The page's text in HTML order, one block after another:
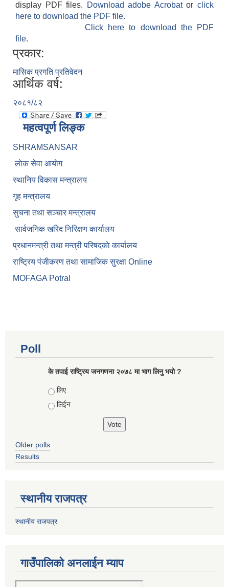
display PDF files.
Download adobe Acrobatorclick
here to download the PDF file.
Click here to download the PDF
file.
प्रकार:
मासिक प्रगति प्रतिवेदन
आर्थिक वर्ष:
२०८१/८२
महत्वपूर्ण लिङ्क
SHRAMSANSAR
लाेक सेवा आयाेग
स्थानिय विकास मन्त्रालय
गृह मन्त्रालय
सुचना तथा सञ्चार मन्त्रालय
सार्वजनिक खरिद निरिक्षण कार्यालय
प्रधानमन्त्री तथा मन्त्री परिषदकाे कार्यालय
राष्ट्रिय पंजीकरण तथा सामाजिक सुरक्षा Online
MOFAGA Potral
Poll
के तपाई राष्ट्रिय जनगणना २०७८ मा भाग लिनु भयो ?
Choices
लिए
लिईन
Older polls
Results
स्थानीय राजपत्र
स्थानीय राजपत्र
गाउँपालिको अनलाईन म्याप